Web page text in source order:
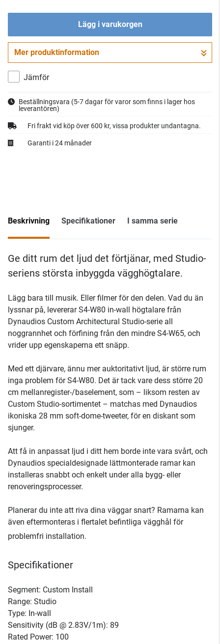
Lägg i varukorgen
Gå till kassan
Mer produktinformation
Jämför
Beställningsvara (5-7 dagar för varor som finns i lager hos
leverantören)
Fri frakt vid köp över 600 kr, vissa produkter undantagna.
Garanti i 24 månader
Beskrivning Specifikationer I samma serie
Ge ditt rum det ljud det förtjänar, med Studio-
seriens största inbyggda vägghögtalare.
Lägg bara till musik. Eller filmer för den delen. Vad du än
lyssnar på, levererar S4-W80 in-wall högtalare från
Dynaudios Custom Architectural Studio-serie all
noggrannhet och förfining från den mindre S4-W65, och
vrider upp egenskaperna ett snäpp.
Med ett djärvare, ännu mer auktoritativt ljud, är större rum
inga problem för S4-W80. Det är tack vare dess större 20
cm mellanregister-/baselement, som – liksom resten av
Custom Studio-sortimentet – matchas med Dynaudios
ikoniska 28 mm soft-dome-tweeter, för en diskant som
sjunger.
Att få in anpassat ljud i ditt hem borde inte vara svårt, och
Dynaudios specialdesignade lättmonterade ramar kan
installeras snabbt och enkelt under alla bygg- eller
renoveringsprocesser.
Planerar du inte att riva dina väggar snart? Ramarna kan
även eftermonteras i flertalet befintliga vägghål för
problemfri installation.
Specifikationer
Segment: Custom Install
Range: Studio
Type: In-wall
Sensitivity (dB @ 2.83V/1m): 89
Rated Power: 100